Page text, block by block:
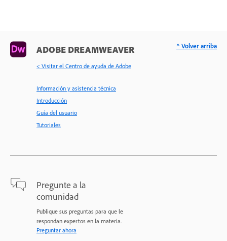
ADOBE DREAMWEAVER
< Visitar el Centro de ayuda de Adobe
Información y asistencia técnica
Introducción
Guía del usuario
Tutoriales
Pregunte a la
comunidad
Publique sus preguntas para que le
respondan expertos en la materia.
Preguntar ahora
^ Volver arriba